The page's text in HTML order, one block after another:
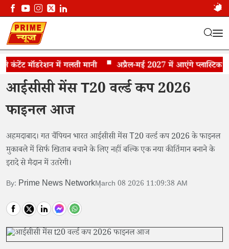
मॉडरेशन में गलती मानी अप्रैल-मई 2027 में आएंगे प्लास्टिक के
आईसीसी मेंस T20 वर्ल्ड कप 2026 फाइनल आज
आईसीसी मेंस T20 वर्ल्ड कप 2026
फाइनल आज
अहमदाबाद। गत चैंपियन भारत आईसीसी मेंस T20 वर्ल्ड कप 2026 के फाइनल
मुकाबले में सिर्फ खिताब बचाने के लिए नहीं बल्कि एक नया कीर्तिमान बनाने के
इरादे से मैदान में उतरेगी।
By: Prime News NetworkMarch 08 2026 11:09:38 AM